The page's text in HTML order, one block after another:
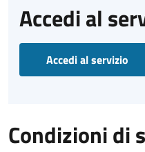
Accedi al
Accedi al servizio
Condizioni di